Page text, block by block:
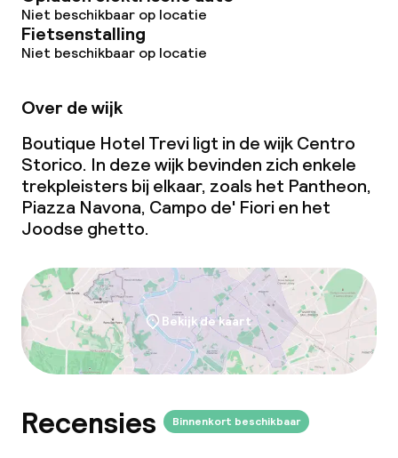
Niet beschikbaar op locatie
Fietsenstalling
Niet beschikbaar op locatie
Over de wijk
Boutique Hotel Trevi ligt in de wijk Centro
Storico. In deze wijk bevinden zich enkele
trekpleisters bij elkaar, zoals het Pantheon,
Piazza Navona, Campo de' Fiori en het
Joodse ghetto.
Bekijk de kaart
Recensies Binnenkort beschikbaar